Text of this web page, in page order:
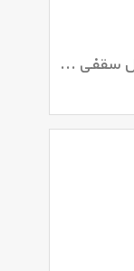
پنل ال ای دی 24 وات تکنوتل مدل سقفی روکار